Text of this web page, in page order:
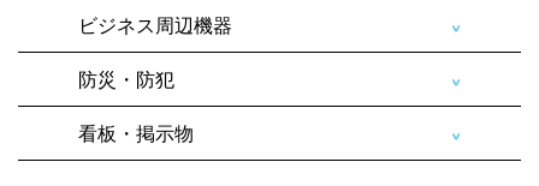
ビジネス周辺機器
防災・防犯
看板・掲示物